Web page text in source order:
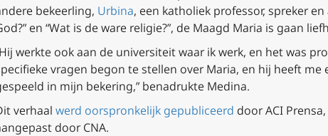
bekeerling, Urbina, een katholiek professor, spreker
en “Wat is de ware religie?”, de Maagd Maria is gaan
werkte ook aan de universiteit waar ik werk, en het was
vragen begon te stellen over Maria, en hij heeft
in mijn bekering,” benadrukte Medina.
verhaal werd oorspronkelijk gepubliceerd door ACI
door CNA.